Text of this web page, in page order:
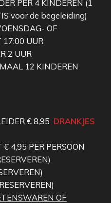
PER 4 KINDEREN (1
voor de begeleiding)
OF
17:00 UUR
2 UUR
12 KINDEREN
€ 8,95 DRANKJES
4,95 PER PERSOON
OF